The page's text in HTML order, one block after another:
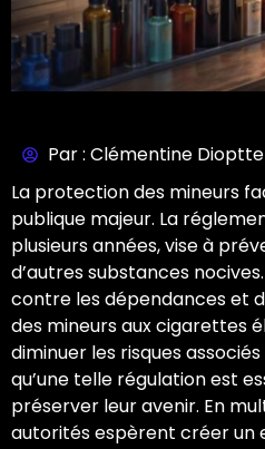
Par : Clémentine Dioptte
La protection des mineurs
publique majeur. La
plusieurs années, vise à
d’autres substances
contre les dépendances et
des mineurs aux cigarettes
diminuer les risques
qu’une telle régulation est
préserver leur avenir. En
autorités espèrent créer un